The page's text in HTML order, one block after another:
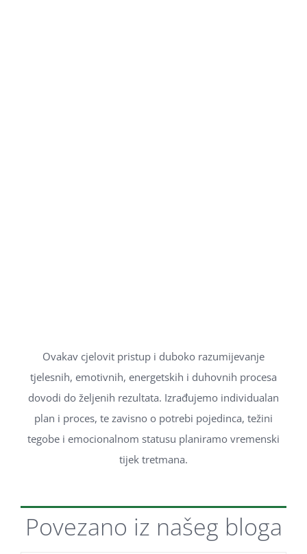
Ovakav cjelovit pristup i duboko razumijevanje
tjelesnih, emotivnih, energetskih i duhovnih procesa
dovodi do željenih rezultata. Izrađujemo individualan
plan i proces, te zavisno o potrebi pojedinca, težini
tegobe i emocionalnom statusu planiramo vremenski
tijek tretmana.
Povezano iz našeg bloga